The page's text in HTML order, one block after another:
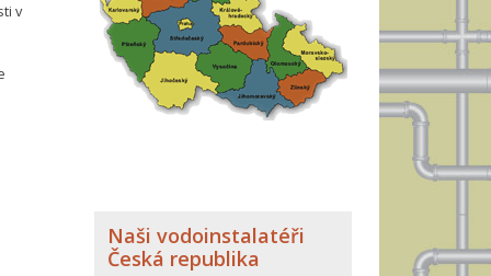
v
Naši vodoinstalatéři
Česká republika